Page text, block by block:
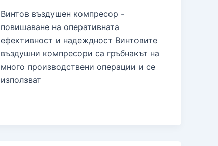
Винтов въздушен компресор -
повишаване на оперативната
ефективност и надеждност Винтовите
въздушни компресори са гръбнакът на
много производствени операции и се
използват